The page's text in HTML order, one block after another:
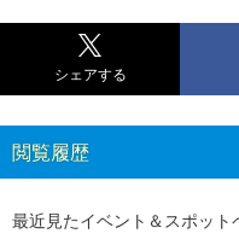
シェアする
閲覧履歴
最近見たイベント＆スポット